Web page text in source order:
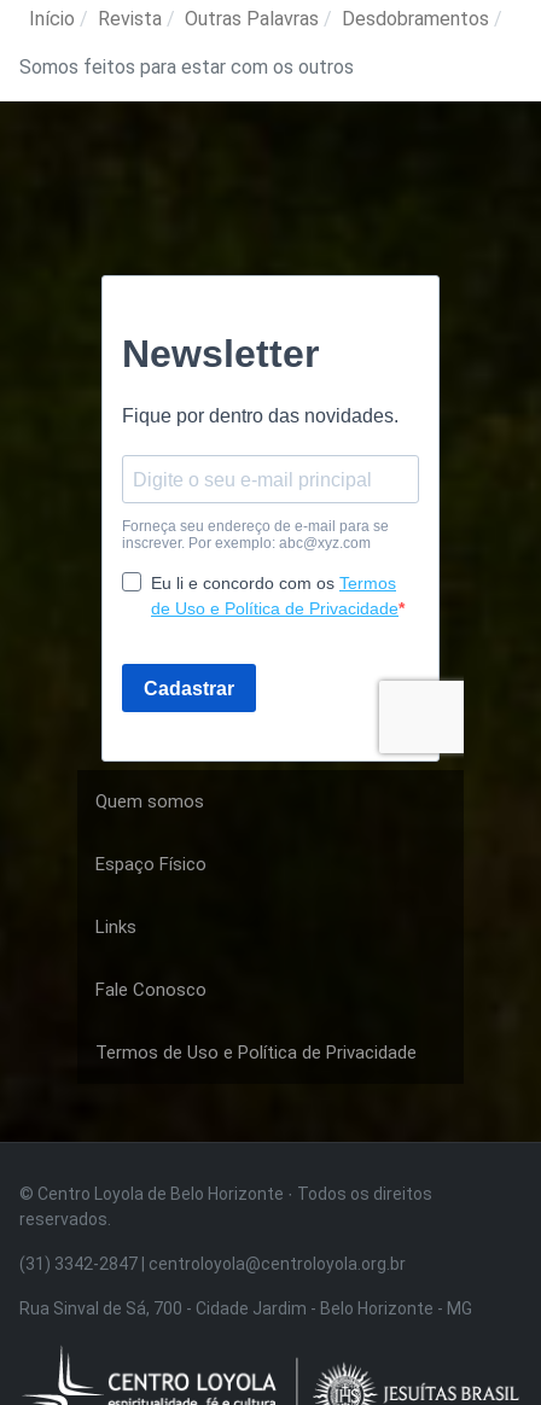
Início Revista Outras Palavras Desdobramentos
Somos feitos para estar com os outros
Quem somos
Espaço Físico
Links
Fale Conosco
Termos de Uso e Política de Privacidade
© Centro Loyola de Belo Horizonte · Todos os direitos
reservados.
(31) 3342-2847 | centroloyola@centroloyola.org.br
Rua Sinval de Sá, 700 - Cidade Jardim - Belo Horizonte - MG